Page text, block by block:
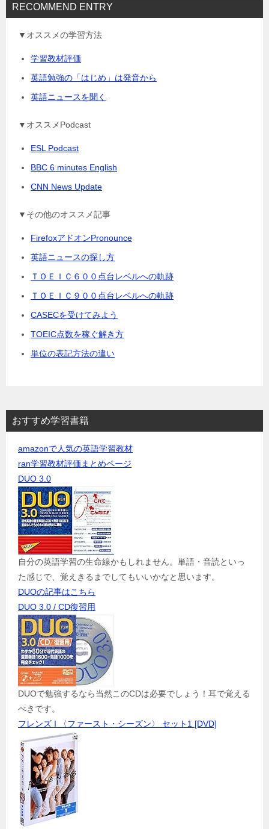
RECOMMEND ENTRY
▼オススメの学習方法
学習教材評価
英語勉強の「はじめ」は発音から
英語ニュースを聞く
▼オススメPodcast
ESL Podcast
BBC 6 minutes English
CNN News Update
▼その他のオススメ記事
FirefoxアドオンPronounce
英語ニュースの探し方
ＴＯＥＩＣ６００点台レベルへの軌跡
ＴＯＥＩＣ９００点台レベルへの軌跡
CASECを受けてみよう
TOEIC点数を稼ぐ解き方
単位の表記方法の違い
おすすめ学習書籍
amazonで人気の英語学習教材
ran学習教材評価まとめページ
DUO 3.0
自分の英語学習の生命線かもしれません。単語・音読といっ
た感じで、覚えきるまでしてもいいかなと思います。
DUOの記事はこちら
DUO 3.0 / CD復習用
DUOで勉強するなら当然このCDは必要でしょう！耳で覚える
べきです。
フレンズ I 〈ファースト・シーズン〉 セット1 [DVD]